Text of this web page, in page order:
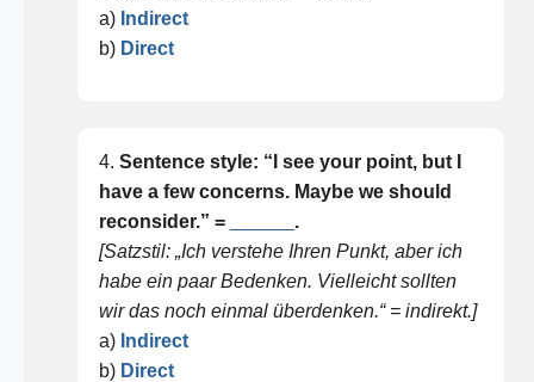
a) Indirect
b) Direct
4. Sentence style: “I see your point, but I
have a few concerns. Maybe we should
reconsider.” =
.
[Satzstil: „Ich verstehe Ihren Punkt, aber ich
habe ein paar Bedenken. Vielleicht sollten
wir das noch einmal überdenken.“ = indirekt.]
a) Indirect
b) Direct